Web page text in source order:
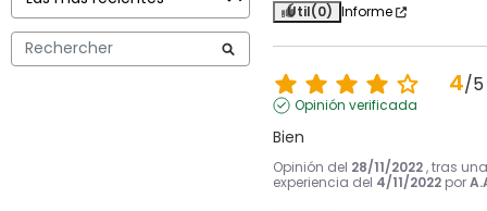
Útil(0) Informe
4/5
Opinión verificada
Bien
Opinión del 28/11/2022 , tras una
experiencia del 4/11/2022 por